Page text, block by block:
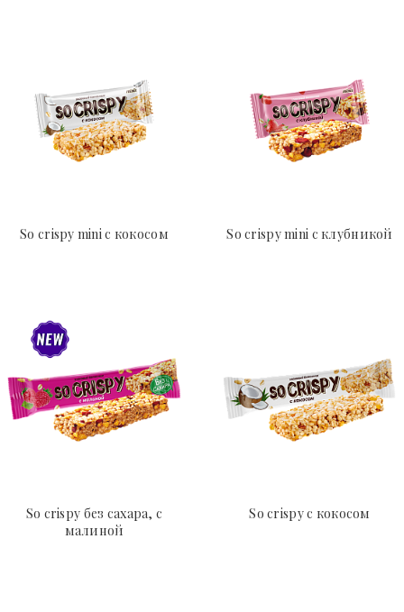
So crispy mini с кокосом So crispy mini с клубникой
So crispy без сахара, с
малиной
So crispy с кокосом